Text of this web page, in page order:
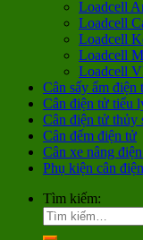
Loadcell
Loadcell
Loadcell
Loadcell
Loadcell
Cân sấy ẩm điện
Cân điện tử tiểu
Cân điện tử thủy
Cân đếm điện tử
Cân xe nâng
Phụ kiện cân
Tìm kiếm: